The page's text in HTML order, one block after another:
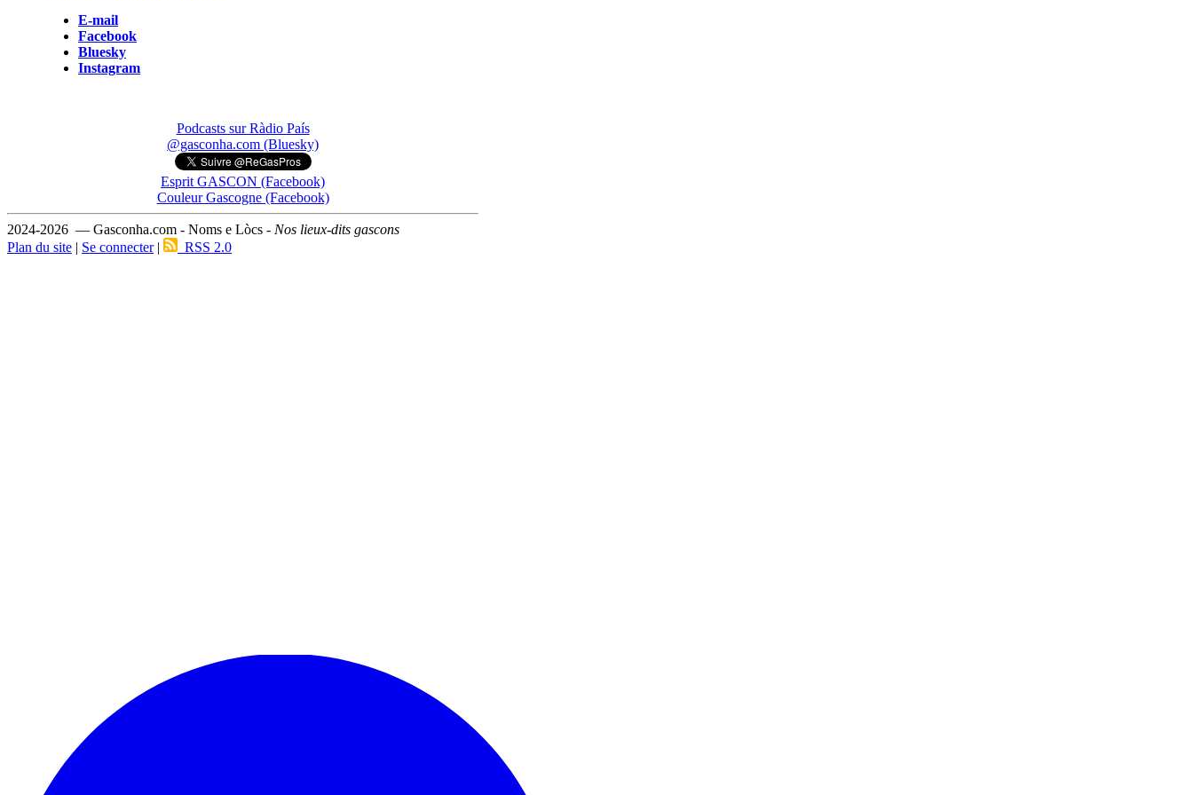
E-mail
Facebook
Bluesky
Instagram
Podcasts sur Ràdio País
@gasconha.com (Bluesky)
Esprit GASCON (Facebook)
Couleur Gascogne (Facebook)
2024-2026 — Gasconha.com - Noms e Lòcs - Nos lieux-dits gascons
Plan du site | Se connecter| RSS 2.0